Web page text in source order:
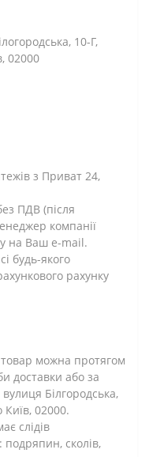
10-Г,
02000
з Приват 24,
ПДВ (після
компанії
на Ваш e-mail.
будь-якого
рахунку
можна протягом
доставки або за
Білгородська,
Київ, 02000.
слідів
сколів,